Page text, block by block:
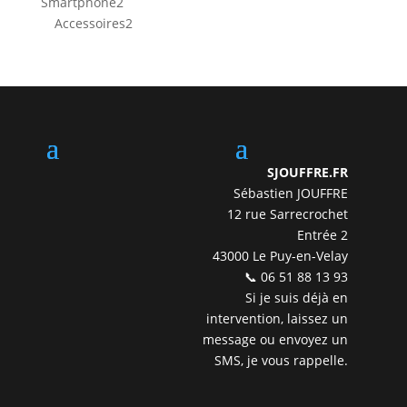
produits
Accessoires22
SJOUFFRE.FR
Sébastien JOUFFRE
12 rue Sarrecrochet
Entrée 2
43000 Le Puy-en-Velay
📞 06 51 88 13 93
Si je suis déjà en
intervention, laissez un
message ou envoyez un
SMS, je vous rappelle.